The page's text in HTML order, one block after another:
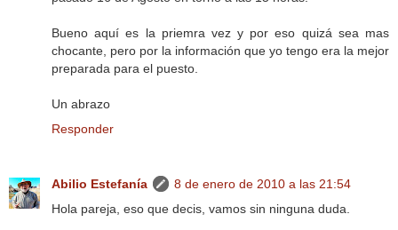
Bueno aquí es la priemra vez y por eso quizá sea mas
chocante, pero por la información que yo tengo era la mejor
preparada para el puesto.
Un abrazo
Responder
Abilio Estefanía
8 de enero de 2010 a las 21:54
Hola pareja, eso que decis, vamos sin ninguna duda.